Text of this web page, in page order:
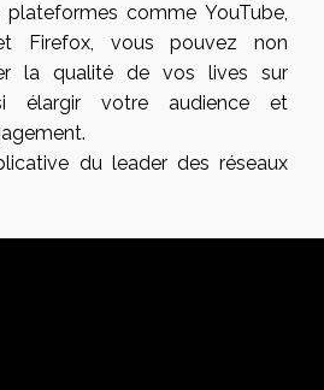
comme YouTube,
Firefox, vous pouvez non
la qualité de vos lives sur
élargir votre audience et
du leader desréseaux